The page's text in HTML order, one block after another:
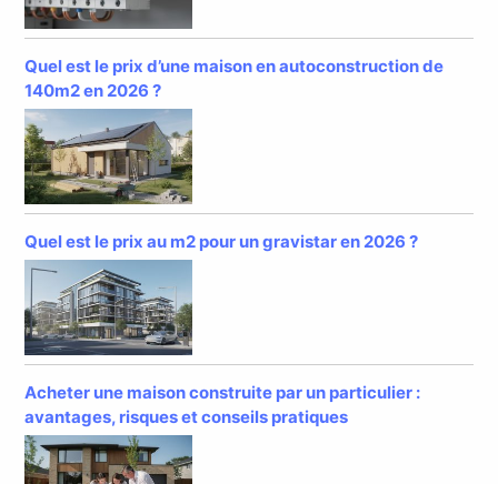
Quel est le prix d’une maison en autoconstruction de
140m2 en 2026 ?
Quel est le prix au m2 pour un gravistar en 2026 ?
Acheter une maison construite par un particulier :
avantages, risques et conseils pratiques